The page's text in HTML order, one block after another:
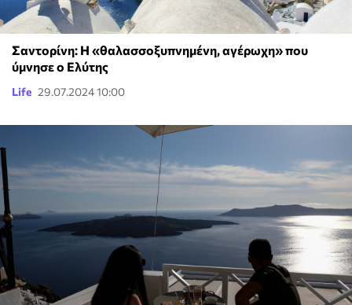
Σαντορίνη: Η «θαλασσοξυπνημένη, αγέρωχη» που
ύμνησε ο Ελύτης
Life 29.07.2024 10:00